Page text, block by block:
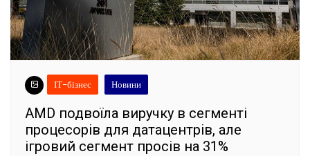
ІТ-бізнес Новини
AMD подвоїла виручку в сегменті
процесорів для датацентрів, але
ігровий сегмент просів на 31%